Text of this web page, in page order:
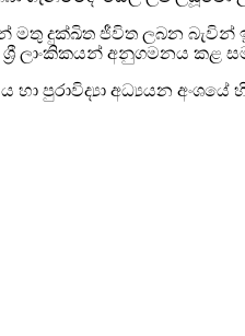
මතු දුක්ඛිත ජීවිත ලබන
ලාංකිකයන් අනුගමනය කළ
හා පුරාවිද්‍යා අධ්‍යයන